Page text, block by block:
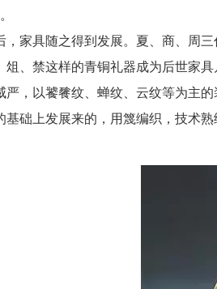
具随之得到发展。夏、商、周三
禁这样的青铜礼器成为后世家具
以饕餮纹、蝉纹、云纹等为主的
上发展来的，用篾编织，技术熟